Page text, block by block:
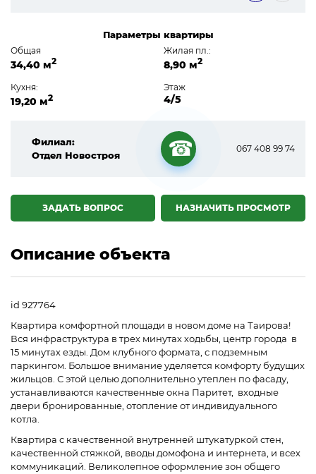
Параметры квартиры
Общая
34,40 м2
Жилая пл.:
8,90 м2
Кухня:
19,20 м2
Этаж
4/5
Филиал:
Отдел Новостроя
☎
067 408 99 74
НАЗНАЧИТЬ ПРОСМОТР
ЗАДАТЬ ВОПРОС
Описание объекта
id 927764
Квартира комфортной площади в новом доме на Таирова!
Вся инфраструктура в трех минутах ходьбы, центр города в
15 минутах езды. Дом клубного формата, с подземным
паркингом. Большое внимание уделяется комфорту будущих
жильцов. С этой целью дополнительно утеплен по фасаду,
устанавливаются качественные окна Паритет, входные
двери бронированные, отопление от индивидуального
котла.
Квартира с качественной внутренней штукатуркой стен,
качественной стяжкой, вводы домофона и интернета, и всех
коммуникаций. Великолепное оформление зон общего